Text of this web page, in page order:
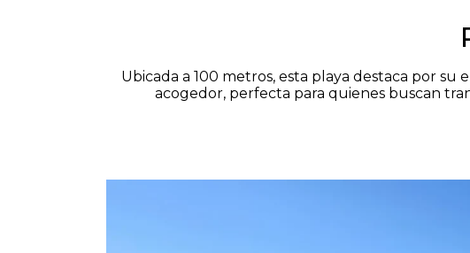
Ubicada a 100 metros, esta playa destaca por
acogedor, perfecta para quienes buscan